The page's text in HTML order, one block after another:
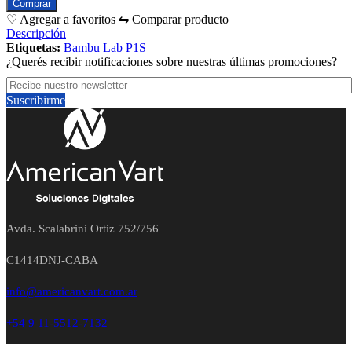
♡ Agregar a favoritos ⇋ Comparar producto
Descripción
Etiquetas: Bambu Lab P1S
¿Querés recibir notificaciones sobre nuestras últimas promociones?
Suscribirme
Avda. Scalabrini Ortiz 752/756
C1414DNJ-CABA
info@americanvart.com.ar
+54 9 11-5512-7132